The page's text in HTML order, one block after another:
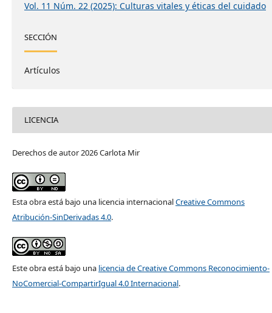
Vol. 11 Núm. 22 (2025): Culturas vitales y éticas del cuidado
SECCIÓN
Artículos
LICENCIA
Derechos de autor 2026 Carlota Mir
Esta obra está bajo una licencia internacionalCreative Commons
Atribución-SinDerivadas 4.0.
Este obra está bajo una licencia de Creative Commons Reconocimiento-
NoComercial-CompartirIgual 4.0 Internacional.